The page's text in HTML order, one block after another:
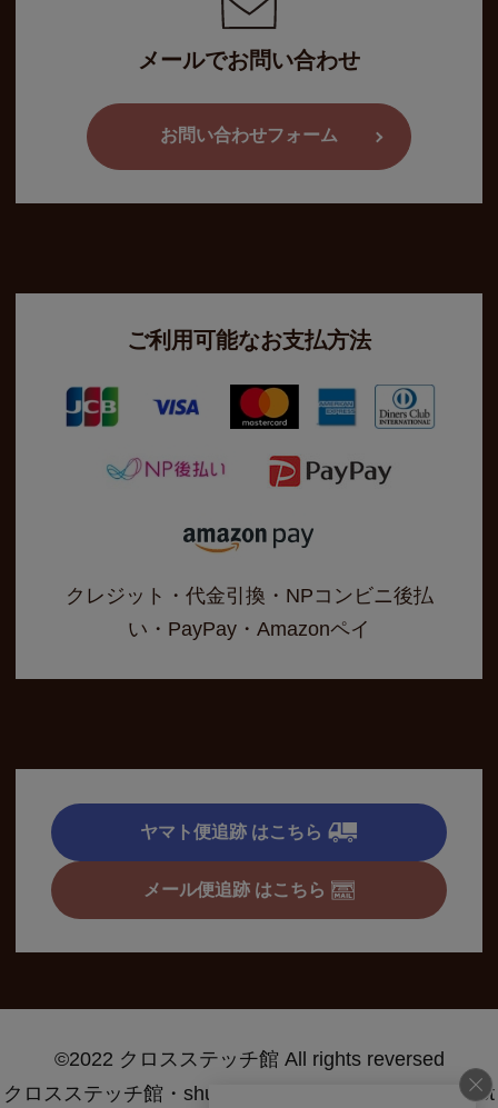
メールでお問い合わせ
お問い合わせフォーム
ご利用可能なお支払方法
クレジット・代金引換・NPコンビニ後払
い・PayPay・Amazonペイ
ヤマト便追跡 はこちら
メール便追跡 はこちら
©2022 クロスステッチ館 All rights reversed
クロスステッチ館・shugei.net・crossstitch specialty st